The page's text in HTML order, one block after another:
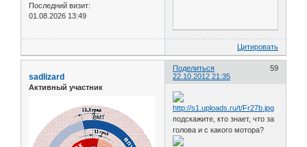
Последний визит:
01.08.2026 13:49
Цитировать
Поделиться
59
22.10.2012 21:35
sadlizard
Активный участник
подскажите, кто знает, что за
голова и с какого мотора?